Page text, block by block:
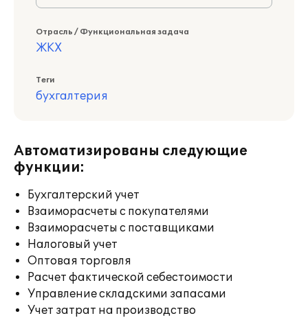
Отрасль / Функциональная задача
ЖКХ
Теги
бухгалтерия
Автоматизированы следующие
функции:
Бухгалтерский учет
Взаиморасчеты с покупателями
Взаиморасчеты с поставщиками
Налоговый учет
Оптовая торговля
Расчет фактической себестоимости
Управление складскими запасами
Учет затрат на производство